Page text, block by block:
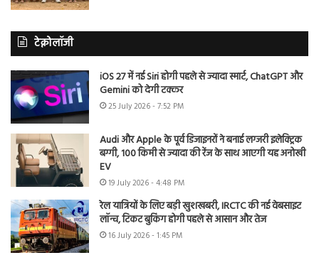
टेक्नोलॉजी
iOS 27 में नई Siri होगी पहले से ज्यादा स्मार्ट, ChatGPT और
Gemini को देगी टक्कर
25 July 2026 - 7:52 PM
Audi और Apple के पूर्व डिजाइनरों ने बनाई लग्जरी इलेक्ट्रिक
बग्गी, 100 किमी से ज्यादा की रेंज के साथ आएगी यह अनोखी
EV
19 July 2026 - 4:48 PM
रेल यात्रियों के लिए बड़ी खुशखबरी, IRCTC की नई वेबसाइट
लॉन्च, टिकट बुकिंग होगी पहले से आसान और तेज
16 July 2026 - 1:45 PM